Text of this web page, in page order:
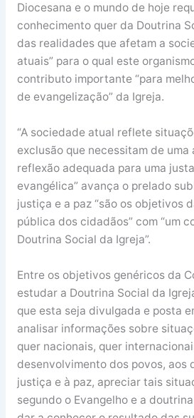
Diocesana e o mundo de hoje
conhecimento quer da Doutrina
das realidades que afetam a
atuais” para o qual este
contributo importante “para
de evangelização” da Igreja.
“A sociedade atual reflete
exclusão que necessitam de uma
reflexão adequada para uma
evangélica” avança o prelado
justiça e a paz “são os objetivos
pública dos cidadãos” com “um
Doutrina Social da Igreja”.
Entre os objetivos genéricos da
estudar a Doutrina Social da
que esta seja divulgada e posta
analisar informações sobre
quer nacionais, quer
desenvolvimento dos povos, aos
justiça e à paz, apreciar tais
segundo o Evangelho e a